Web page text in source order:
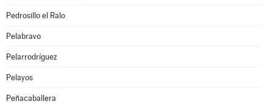
Pedrosillo el Ralo
Pelabravo
Pelarrodríguez
Pelayos
Peñacaballera